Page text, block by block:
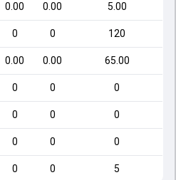
0.00 0.00 5.00
0 0 120
0.00 0.00 65.00
0 0 0
0 0 0
0 0 0
0 0 5